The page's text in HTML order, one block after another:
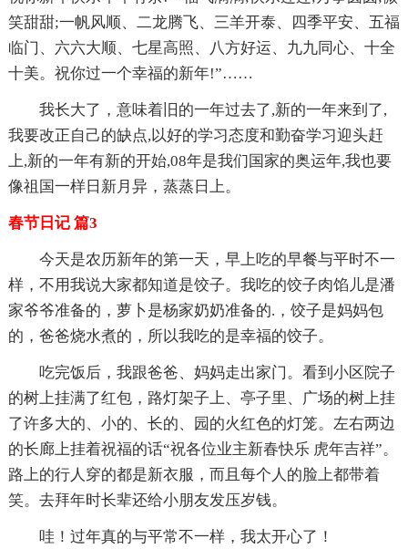
笑甜甜;一帆风顺、二龙腾飞、三羊开泰、四季平安、五福
临门、六六大顺、七星高照、八方好运、九九同心、十全
十美。祝你过一个幸福的新年!”……
我长大了，意味着旧的一年过去了,新的一年来到了,
我要改正自己的缺点,以好的学习态度和勤奋学习迎头赶
上,新的一年有新的开始,08年是我们国家的奥运年,我也要
像祖国一样日新月异，蒸蒸日上。
春节日记 篇3
今天是农历新年的第一天，早上吃的早餐与平时不一
样，不用我说大家都知道是饺子。我吃的饺子肉馅儿是潘
家爷爷准备的，萝卜是杨家奶奶准备的.，饺子是妈妈包
的，爸爸烧水煮的，所以我吃的是幸福的饺子。
吃完饭后，我跟爸爸、妈妈走出家门。看到小区院子
的树上挂满了红包，路灯架子上、亭子里、广场的树上挂
了许多大的、小的、长的、园的火红色的灯笼。左右两边
的长廊上挂着祝福的话“祝各位业主新春快乐 虎年吉祥”。
路上的行人穿的都是新衣服，而且每个人的脸上都带着
笑。去拜年时长辈还给小朋友发压岁钱。
哇！过年真的与平常不一样，我太开心了！